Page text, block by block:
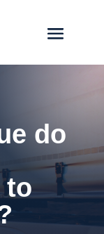
do
to